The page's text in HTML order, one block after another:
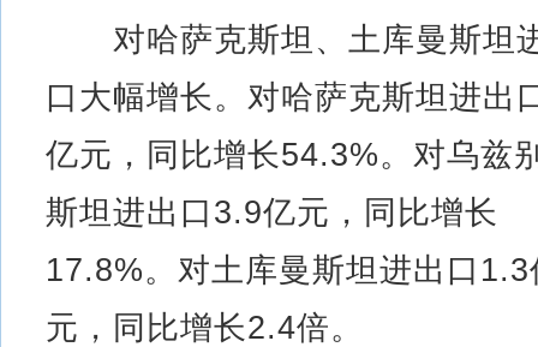
对哈萨克斯坦、土库曼斯坦
口大幅增长。对哈萨克斯坦进出
亿元，同比增长54.3%。对乌兹
斯坦进出口3.9亿元，同比增长
17.8%。对土库曼斯坦进出口1.3
元，同比增长2.4倍。